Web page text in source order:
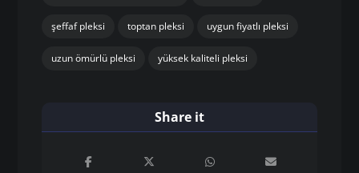
şeffaf pleksi toptan pleksi uygun fiyatlı pleksi
uzun ömürlü pleksi yüksek kaliteli pleksi